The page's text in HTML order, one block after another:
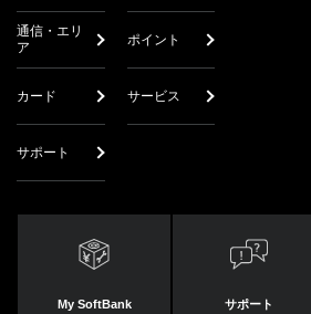
通信・エリ
ア
ポイント
カード サービス
サポート
My SoftBank サポート